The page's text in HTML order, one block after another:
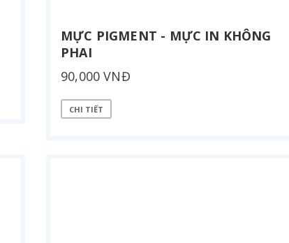
MỰC PIGMENT - MỰC IN KHÔNG
PHAI
90,000 VNĐ
CHI TIẾT